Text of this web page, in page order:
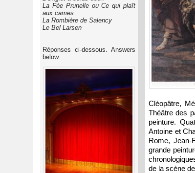
La Fée Prunelle ou Ce qui plaît
aux cames
La Rombière de Salency
Le Bel Larsen
Réponses ci-dessous. Answers
below.
Cléopâtre,
Théâtre des
peinture.
Antoine et
Rome, Jean-
grande
de la scène